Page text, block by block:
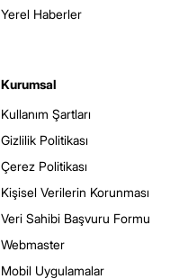
Yerel Haberler
Kurumsal
Kullanım Şartları
Gizlilik Politikası
Çerez Politikası
Kişisel Verilerin Korunması
Veri Sahibi Başvuru Formu
Webmaster
Mobil Uygulamalar